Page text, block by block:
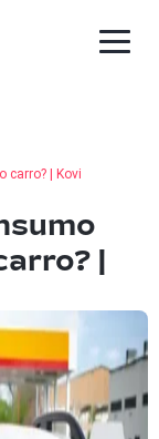
carro? | Kovi
|